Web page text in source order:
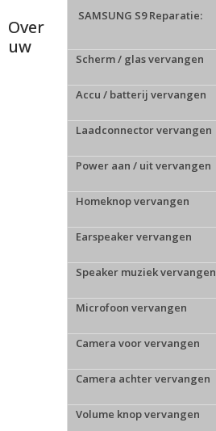
SAMSUNG S9 Reparatie:
Scherm / glas vervangen
Accu / batterij vervangen
Laadconnector vervangen
Power aan / uit vervangen
Homeknop vervangen
Earspeaker vervangen
Speaker muziek vervangen
Microfoon vervangen
Camera voor vervangen
Camera achter vervangen
Volume knop vervangen
Over
uw